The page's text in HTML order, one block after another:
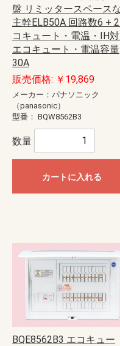
盤 リミッタースペース
主幹ELB50A 回路数6 +
コキュート・電温・IH
エコキュート・電温容量
30A
販売価格: ￥19,869
メーカー：パナソニック
（panasonic）
型番： BQW8562B3
数量
カートに入れる
BQE8562B3 エコキュー